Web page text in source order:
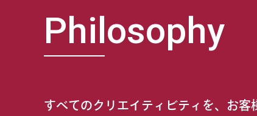
Philosophy
すべてのクリエイティビティを、 お客